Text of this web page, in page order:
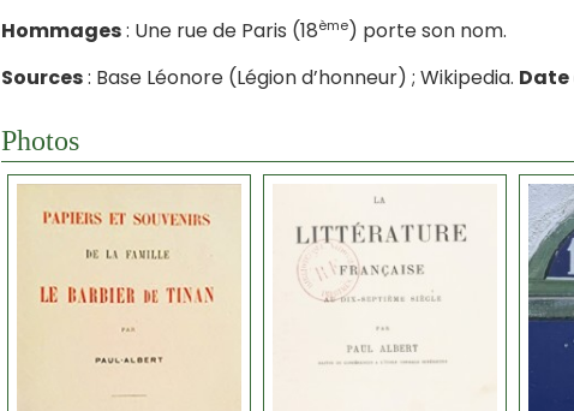
Hommages: Une rue de Paris (18ème) porte son nom.
Sources: Base Léonore (Légion d’honneur) ; Wikipedia. Date
Photos